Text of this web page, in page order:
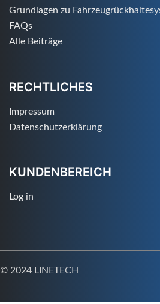
Grundlagen zu
FAQs
Alle Beiträge
RECHTLICHES
Impressum
Datenschutzerklärung
KUNDENBEREICH
Log in
© 2024 LINETECH